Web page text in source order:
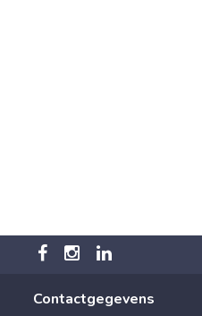
Contactgegevens